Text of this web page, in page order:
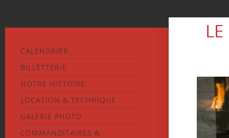
CALENDRIER
BILLETTERIE
NOTRE HISTOIRE
LOCATION & TECHNIQUE
GALERIE PHOTO
COMMANDITAIRES &